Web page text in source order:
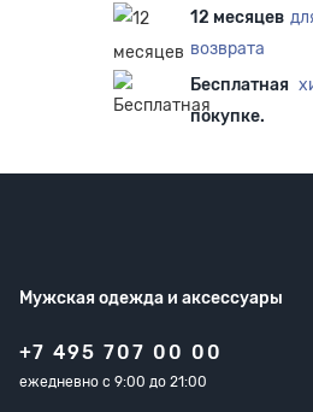
12 месяцев
возврата
Бесплатная
покупке.
Мужская одежда и аксессуары
+7 495 707 00 00
ежедневно с 9:00 до 21:00